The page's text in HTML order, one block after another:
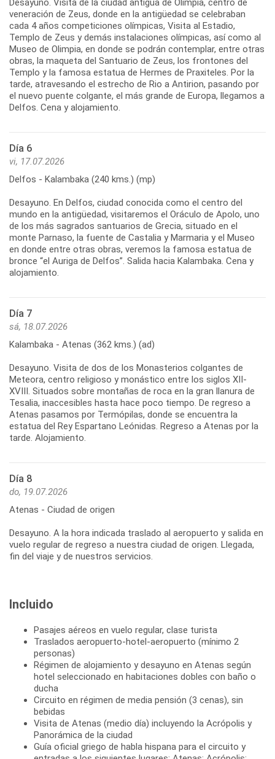
Desayuno. Visita de la ciudad antigua de Olimpia, centro de
veneración de Zeus, donde en la antigüedad se celebraban
cada 4 años competiciones olímpicas, Visita al Estadio,
Templo de Zeus y demás instalaciones olímpicas, así como al
Museo de Olimpia, en donde se podrán contemplar, entre otras
obras, la maqueta del Santuario de Zeus, los frontones del
Templo y la famosa estatua de Hermes de Praxiteles. Por la
tarde, atravesando el estrecho de Rio a Antirion, pasando por
el nuevo puente colgante, el más grande de Europa, llegamos a
Día 6
vi, 17.07.2026
Delfos - Kalambaka (240 kms.) (mp)
Desayuno. En Delfos, ciudad conocida como el centro del
mundo en la antigüedad, visitaremos el Oráculo de Apolo, uno
de los más sagrados santuarios de Grecia, situado en el
monte Parnaso, la fuente de Castalia y Marmaria y el Museo
en donde entre otras obras, veremos la famosa estatua de
bronce “el Auriga de Delfos”. Salida hacia Kalambaka. Cena y
Día 7
sá, 18.07.2026
Kalambaka - Atenas (362 kms.) (ad)
Desayuno. Visita de dos de los Monasterios colgantes de
Meteora, centro religioso y monástico entre los siglos XII-
XVIII. Situados sobre montañas de roca en la gran llanura de
Tesalia, inaccesibles hasta hace poco tiempo. De regreso a
Atenas pasamos por Termópilas, donde se encuentra la
estatua del Rey Espartano Leónidas. Regreso a Atenas por la
Día 8
do, 19.07.2026
Atenas - Ciudad de origen
Desayuno. A la hora indicada traslado al aeropuerto y salida en
vuelo regular de regreso a nuestra ciudad de origen. Llegada,
Incluido
Pasajes aéreos en vuelo regular, clase turista
Traslados aeropuerto-hotel-aeropuerto (mínimo 2
personas)
Régimen de alojamiento y desayuno en Atenas según
hotel seleccionado en habitaciones dobles con baño o
ducha
Circuito en régimen de media pensión (3 cenas), sin
bebidas
Visita de Atenas (medio día) incluyendo la Acrópolis y
Panorámica de la ciudad
Guía oficial griego de habla hispana para el circuito y